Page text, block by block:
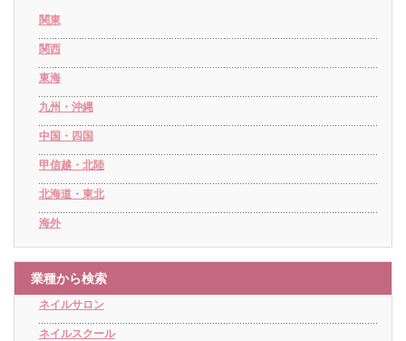
関東
関西
東海
九州・沖縄
中国・四国
甲信越・北陸
北海道・東北
海外
業種から検索
ネイルサロン
ネイルスクール